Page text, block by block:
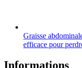
Graisse
efficace pour
Informations